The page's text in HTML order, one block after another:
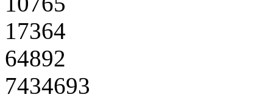
17364
64892
7434693